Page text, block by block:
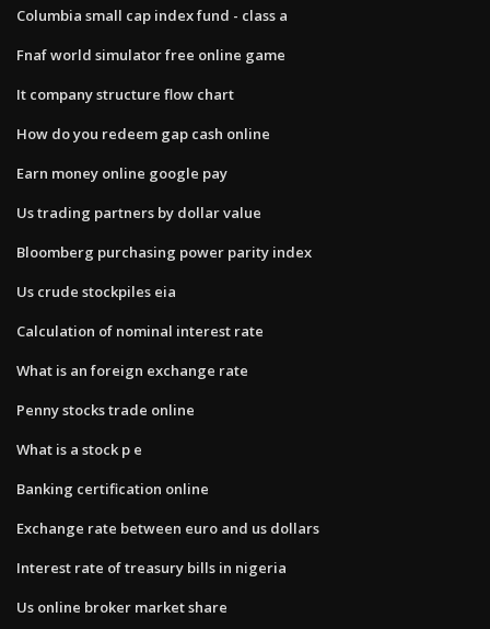
Columbia small cap index fund - class a
Fnaf world simulator free online game
It company structure flow chart
How do you redeem gap cash online
Earn money online google pay
Us trading partners by dollar value
Bloomberg purchasing power parity index
Us crude stockpiles eia
Calculation of nominal interest rate
What is an foreign exchange rate
Penny stocks trade online
What is a stock p e
Banking certification online
Exchange rate between euro and us dollars
Interest rate of treasury bills in nigeria
Us online broker market share